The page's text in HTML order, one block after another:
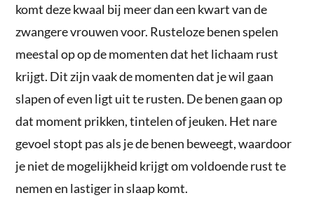
komt deze kwaal bij meer dan een kwart van de
zwangere vrouwen voor. Rusteloze benen spelen
meestal op op de momenten dat het lichaam rust
krijgt. Dit zijn vaak de momenten dat je wil gaan
slapen of even ligt uit te rusten. De benen gaan op
dat moment prikken, tintelen of jeuken. Het nare
gevoel stopt pas als je de benen beweegt, waardoor
je niet de mogelijkheid krijgt om voldoende rust te
nemen en lastiger in slaap komt.